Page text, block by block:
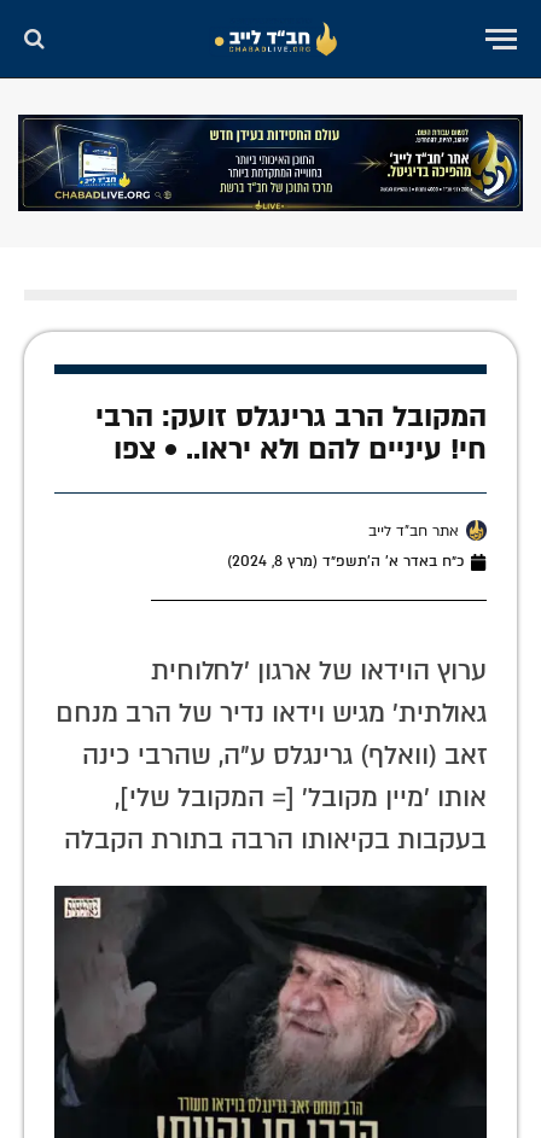
המקובל הרב גרינגלס זועק: הרבי
חי! עיניים להם ולא יראו.. • צפו
אתר חב"ד לייב
כ״ח באדר א׳ ה׳תשפ״ד (מרץ 8, 2024)
ערוץ הוידאו של ארגון 'לחלוחית
גאולתית' מגיש וידאו נדיר של הרב מנחם
זאב (וואלף) גרינגלס ע"ה, שהרבי כינה
אותו 'מיין מקובל' [= המקובל שלי],
בעקבות בקיאותו הרבה בתורת הקבלה